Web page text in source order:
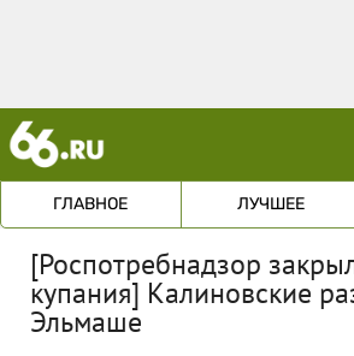
ГЛАВНОЕ ЛУЧШЕЕ
[Роспотребнадзор
купания] Калиновские
Эльмаше